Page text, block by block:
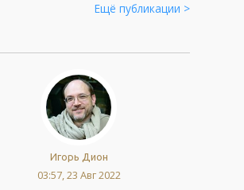
Ещё публикации >
Игорь Дион
03:57, 23 Авг 2022